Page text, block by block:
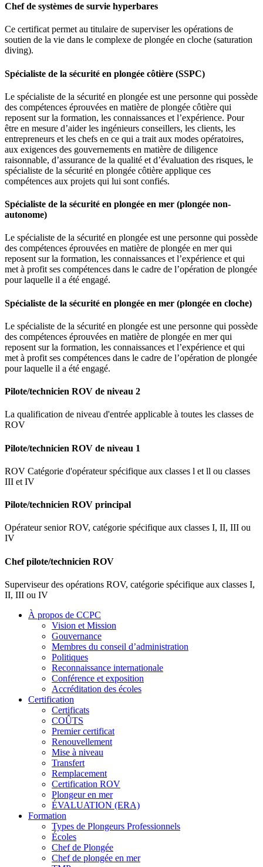
Chef de systèmes de survie hyperbares
Ce certificat permet au titulaire de superviser les opérations de
soutien de la vie dans le complexe de plongée en cloche (saturation
diving).
Spécialiste de la sécurité en plongée côtière (SSPC)
Le spécialiste de la sécurité en plongée est une personne qui possède
des compétences éprouvées en matière de plongée côtière qui
reposent sur la formation, les connaissances et l’expérience. Pour
être en mesure d’aider les ingénieurs conseillers, les clients, les
entrepreneurs et les chefs en ce qui a trait aux modes opératoires,
aux exigences des gouvernements en matière de diligence
raisonnable, d’assurance de la qualité et d’évaluation des risques, le
spécialiste de la sécurité en plongée côtière applique ces
compétences aux projets qui lui sont confiés.
Spécialiste de la sécurité en plongée en mer (plongée non-
autonome)
Le spécialiste de la sécurité en plongée est une personne qui possède
des compétences éprouvées en matière de plongée en mer qui
reposent sur la formation, les connaissances et l’expérience et qui
met à profit ses compétences dans le cadre de l’opération de plongée
pour laquelle il a été engagé.
Spécialiste de la sécurité en plongée en mer (plongée en cloche)
Le spécialiste de la sécurité en plongée est une personne qui possède
des compétences éprouvées en matière de plongée en mer qui
reposent sur la formation, les connaissances et l’expérience et qui
met à profit ses compétences dans le cadre de l’opération de plongée
pour laquelle il a été engagé.
Pilote/technicien ROV de niveau 2
La qualification de niveau d'entrée applicable à toutes les classes de
ROV
Pilote/technicien ROV de niveau 1
ROV Catégorie d'opérateur spécifique aux classes l et ll ou classes
III et IV
Pilote/technicien ROV principal
Opérateur senior ROV, catégorie spécifique aux classes I, II, III ou
IV
Chef pilote/technicien ROV
Superviseur des opérations ROV, catégorie spécifique aux classes I,
II, III ou IV
À propos de CCPC
Vision et Mission
Gouvernance
Membres du conseil d’administration
Politiques
Reconnaissance internationale
Conférence et exposition
Accréditation des écoles
Certification
Certificats
COÛTS
Premier certificat
Renouvellement
Mise à niveau
Transfert
Remplacement
Certification ROV
Plongeur en mer
ÉVALUATION (ERA)
Formation
Types de Plongeurs Professionnels
Écoles
Chef de Plongée
Chef de plongée en mer